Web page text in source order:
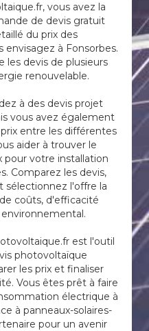
vous avez la
de devis gratuit
du prix des
envisagez à Fonsorbes.
les devis de plusieurs
renouvelable.
à des devis projet
vous avez également
entre les différentes
aider à trouver le
pour votre installation
Comparez les devis,
sélectionnez l'offre la
coûts, d'efficacité
est l'outil
photovoltaïque
les prix et finaliser
Vous êtes prêt à faire
électrique à
à panneaux-solaires-
pour un avenir